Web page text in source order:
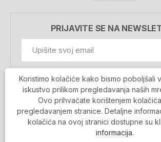
PRIJAVITE SE NA
Prihvaćam da se moji podaci spremaju
podataka i koriste u svrhu slanja
newslettera
MOJARIJEKA
PRIJAVI SE
Koristimo kolačiće kako bismo poboljšali
iskustvo prilikom pregledavanja naših
Ovo prihvaćate korištenjem
pregledavanjem stranice. Detaljne
kolačića na ovoj stranici dostupne su
informacija.